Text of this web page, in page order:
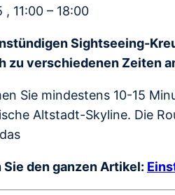
, 11:00 – 18:00
Sightseeing-
zu verschiedenen Zeiten
Sie mindestens 10-15
Altstadt-Skyline. Die
Sie den ganzen Artikel: